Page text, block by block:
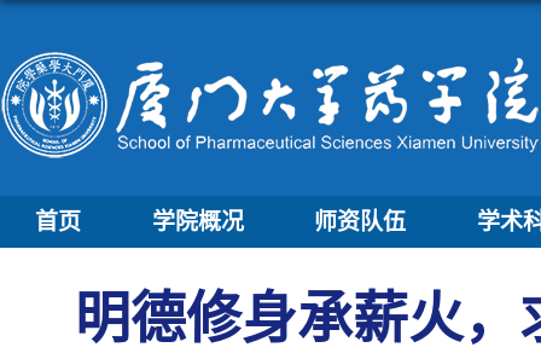
首页 学院概况 师资队伍 学术
明德修身承薪火